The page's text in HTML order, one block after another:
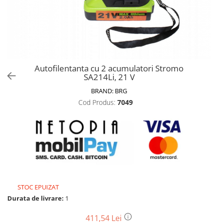
Biciclete, trotinete, triciclete
Motoburghie si accesorii
Drujbe pe benzina
Drujbe cu acumulator
Consumabile drujbe, fierastraie
Unelte electrice busteni
Mori cereale si batoze porumb
Batoze - mori desfacat porumb
Autofilentanta cu 2 acumulatori Stromo
SA214Li, 21 V
BRAND: BRG
Cod Produs: 7049
STOC EPUIZAT
Durata de livrare: 1
411,54 Lei